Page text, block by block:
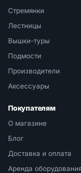
Стремянки
Лестницы
Вышки-туры
Подмости
Производители
Аксессуары
Покупателям
О магазине
Блог
Доставка и оплата
Аренда